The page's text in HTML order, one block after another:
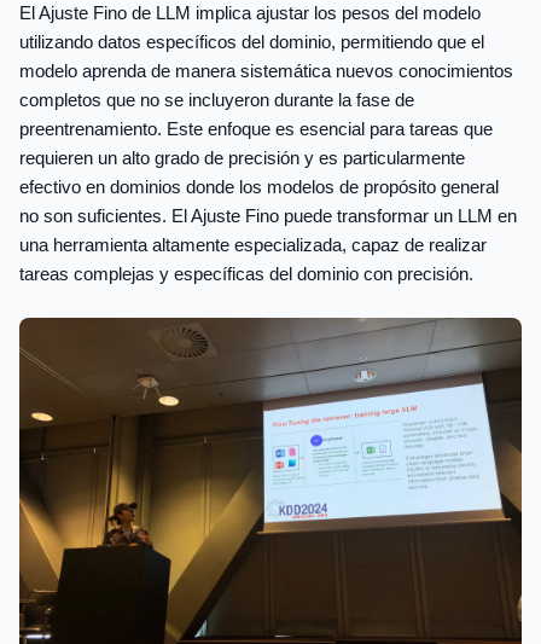
El Ajuste Fino de LLM implica ajustar los pesos del modelo
utilizando datos específicos del dominio, permitiendo que el
modelo aprenda de manera sistemática nuevos conocimientos
completos que no se incluyeron durante la fase de
preentrenamiento. Este enfoque es esencial para tareas que
requieren un alto grado de precisión y es particularmente
efectivo en dominios donde los modelos de propósito general
no son suficientes. El Ajuste Fino puede transformar un LLM en
una herramienta altamente especializada, capaz de realizar
tareas complejas y específicas del dominio con precisión.